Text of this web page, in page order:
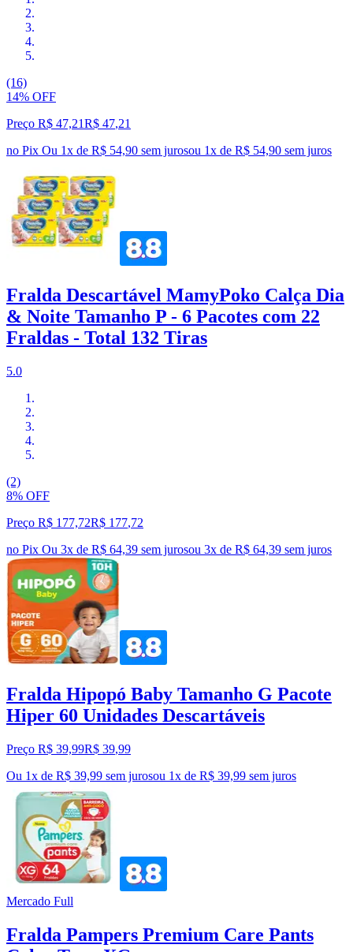
(16)
14% OFF
Preço R$ 47,21R$ 47,21
no Pix Ou 1x de R$ 54,90 sem jurosou 1x de R$ 54,90 sem juros
Fralda Descartável MamyPoko Calça Dia
& Noite Tamanho P - 6 Pacotes com 22
Fraldas - Total 132 Tiras
5.0
(2)
8% OFF
Preço R$ 177,72R$ 177,72
no Pix Ou 3x de R$ 64,39 sem jurosou 3x de R$ 64,39 sem juros
Fralda Hipopó Baby Tamanho G Pacote
Hiper 60 Unidades Descartáveis
Preço R$ 39,99R$ 39,99
Ou 1x de R$ 39,99 sem jurosou 1x de R$ 39,99 sem juros
Mercado Full
Fralda Pampers Premium Care Pants